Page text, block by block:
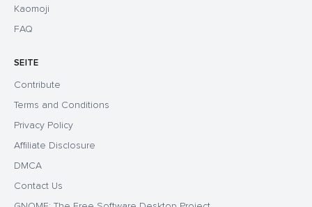
Kaomoji
FAQ
SEITE
Contribute
Terms and Conditions
Privacy Policy
Affiliate Disclosure
DMCA
Contact Us